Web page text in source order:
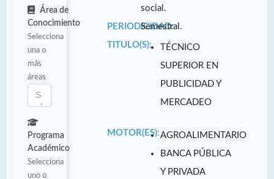
Área de
Conocimiento
Selecciona
una o
más
áreas
Programa
Académico
Selecciona
uno o
social.
PERIODICIDAD:
Semestral.
TITULO(S):
TÉCNICO
SUPERIOR EN
PUBLICIDAD Y
MERCADEO
MOTOR(ES):AGROALIMENTARIO
BANCA PÚBLICA
Y PRIVADA